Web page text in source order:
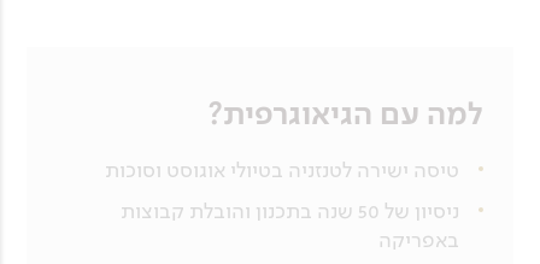
למה עם הגיאוגרפית?
טיסה ישירה לטנזניה בטיולי אוגוסט וסוכות
ניסיון של 50 שנה בתכנון והובלת קבוצות
באפריקה